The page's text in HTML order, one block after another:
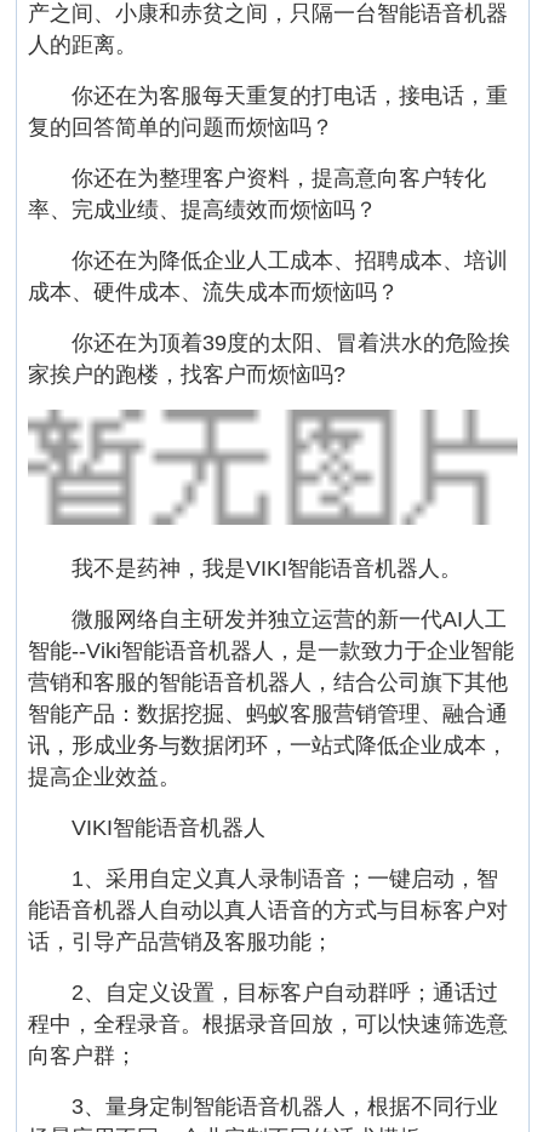
产之间、小康和赤贫之间，只隔一台智能语音机器
人的距离。
你还在为客服每天重复的打电话，接电话，重
复的回答简单的问题而烦恼吗？
你还在为整理客户资料，提高意向客户转化
率、完成业绩、提高绩效而烦恼吗？
你还在为降低企业人工成本、招聘成本、培训
成本、硬件成本、流失成本而烦恼吗？
你还在为顶着39度的太阳、冒着洪水的危险挨
家挨户的跑楼，找客户而烦恼吗?
我不是药神，我是VIKI智能语音机器人。
微服网络自主研发并独立运营的新一代AI人工
智能--Viki智能语音机器人，是一款致力于企业智能
营销和客服的智能语音机器人，结合公司旗下其他
智能产品：数据挖掘、蚂蚁客服营销管理、融合通
讯，形成业务与数据闭环，一站式降低企业成本，
提高企业效益。
VIKI智能语音机器人
1、采用自定义真人录制语音；一键启动，智
能语音机器人自动以真人语音的方式与目标客户对
话，引导产品营销及客服功能；
2、自定义设置，目标客户自动群呼；通话过
程中，全程录音。根据录音回放，可以快速筛选意
向客户群；
3、量身定制智能语音机器人，根据不同行业